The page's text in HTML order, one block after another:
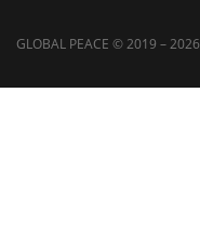
GLOBAL PEACE © 2019 – 2026